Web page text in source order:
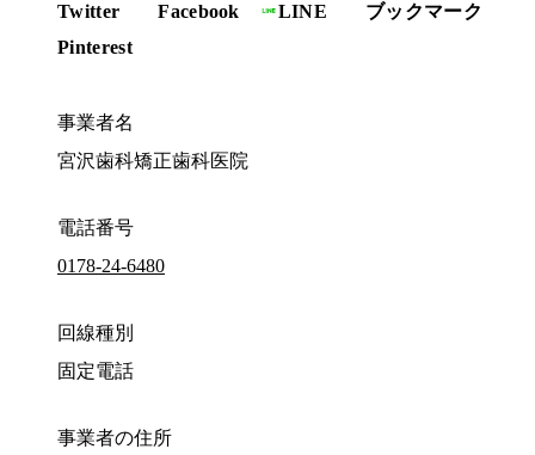
Twitter Facebook LINE
ブックマーク
Pinterest
事業者名
宮沢歯科矯正歯科医院
電話番号
0178-24-6480
回線種別
固定電話
事業者の住所